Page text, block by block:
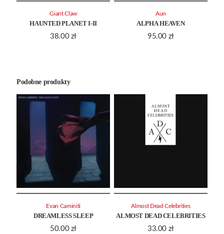
HAUNTED PLANET I-II
38.00 zł
Giant Claw
ALPHA HEAVEN
95.00 zł
Aun
Podobne produkty
DREAMLESS SLEEP
50.00 zł
Evan Caminiti
ALMOST DEAD CELEBRITIES
33.00 zł
Almost Dead Celebrities